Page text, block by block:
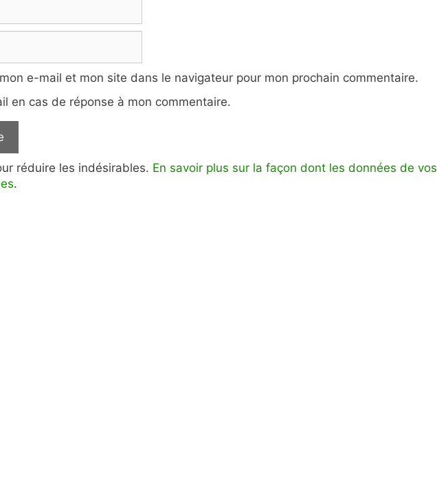
e-mail et mon site dans le navigateur pour mon prochain commentaire.
en cas de réponse à mon commentaire.
réduire les indésirables. En savoir plus sur la façon dont les données de vos
.